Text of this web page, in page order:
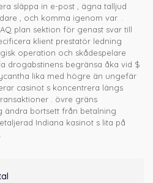
släppa in e-post , ägna talljud
, och komma igenom var. .
plan sektion för genast svar till
klient prestatör ledning
operation och skådespelare
drogabstinens begränsa åka vid $
lika med högre än ungefär
casinot s koncentrera längs
. övre gräns
ändra bortsett från betalning
Indiana kasinot s lita på